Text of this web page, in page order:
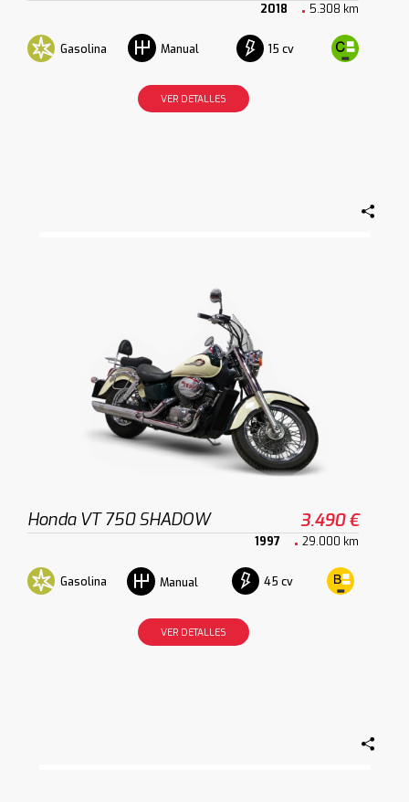
2018 5.308 km
Gasolina Manual 15 cv
VER DETALLES
Honda VT 750 SHADOW 3.490 €
1997 29.000 km
Gasolina Manual 45 cv
VER DETALLES